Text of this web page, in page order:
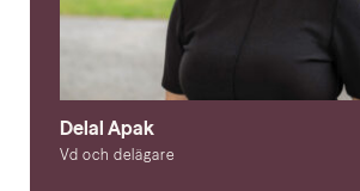
Delal Apak
Vd och delägare